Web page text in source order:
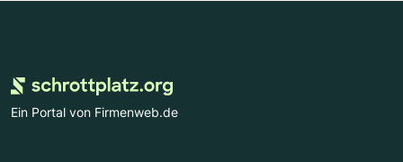
Ein Portal von Firmenweb.de